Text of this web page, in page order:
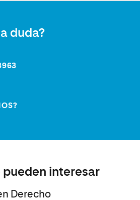
duda?
pueden interesar
Derecho